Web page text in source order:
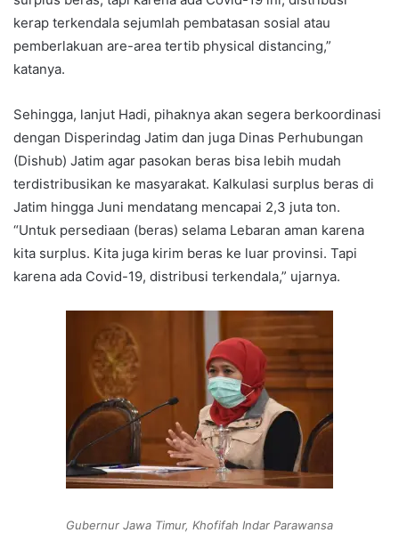
kerap terkendala sejumlah pembatasan sosial atau
pemberlakuan are-area tertib physical distancing,”
katanya.
Sehingga, lanjut Hadi, pihaknya akan segera berkoordinasi
dengan Disperindag Jatim dan juga Dinas Perhubungan
(Dishub) Jatim agar pasokan beras bisa lebih mudah
terdistribusikan ke masyarakat. Kalkulasi surplus beras di
Jatim hingga Juni mendatang mencapai 2,3 juta ton.
“Untuk persediaan (beras) selama Lebaran aman karena
kita surplus. Kita juga kirim beras ke luar provinsi. Tapi
karena ada Covid-19, distribusi terkendala,” ujarnya.
Gubernur Jawa Timur, Khofifah Indar Parawansa